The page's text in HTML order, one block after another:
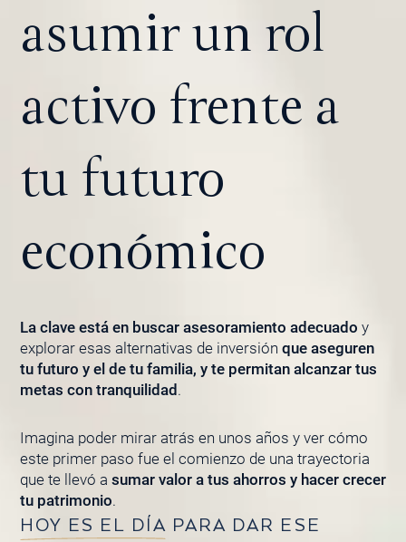
asumir un rol
activo frente a
tu futuro
económico
La clave está en buscar asesoramiento adecuado y
explorar esas alternativas de inversión que aseguren
tu futuro y el de tu familia, y te permitan alcanzar tus
metas con tranquilidad.
Imagina poder mirar atrás en unos años y ver cómo
este primer paso fue el comienzo de una trayectoria
que te llevó a sumar valor a tus ahorros y hacer crecer
tu patrimonio.
HOY ES EL DÍA PARA DAR ESE